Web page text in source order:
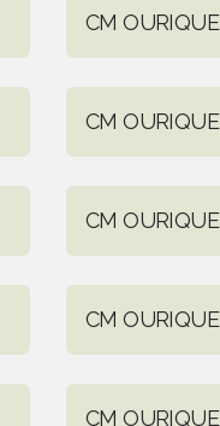
CM
CM
CM
CM
CM